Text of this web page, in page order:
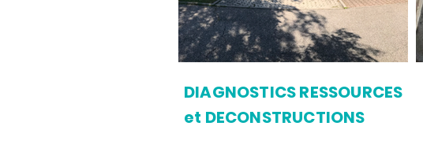
DIAGNOSTICS RESSOURCES
et DECONSTRUCTIONS